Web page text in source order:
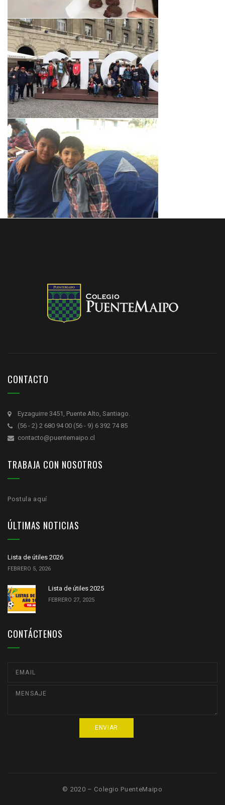
CONTACTO
Eyzaguirre 3451, Puente Alto, Santiago.
(56 - 2) 2 680 94 00 (56 - 9) 6 392 74 85
contacto@puentemaipo.cl
TRABAJA CON NOSOTROS
Postula aquí
ÚLTIMAS NOTICIAS
Lista de útiles 2026
FEBRERO 5, 2026
Lista de útiles 2025
FEBRERO 27, 2025
CONTÁCTENOS
© 2020 – Colegio PuenteMaipo